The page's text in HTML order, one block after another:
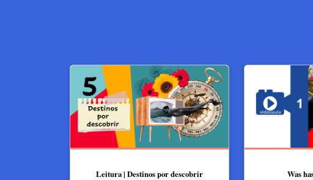
Leitura | Destinos por descobrir Was